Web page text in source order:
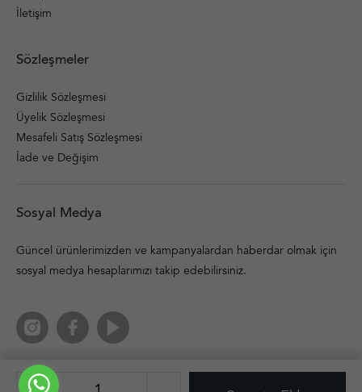
İletişim
Sözleşmeler
Gizlilik Sözleşmesi
Üyelik Sözleşmesi
Mesafeli Satış Sözleşmesi
İade ve Değişim
Sosyal Medya
Güncel ürünlerimizden ve kampanyalardan haberdar olmak için
sosyal medya hesaplarımızı takip edebilirsiniz.